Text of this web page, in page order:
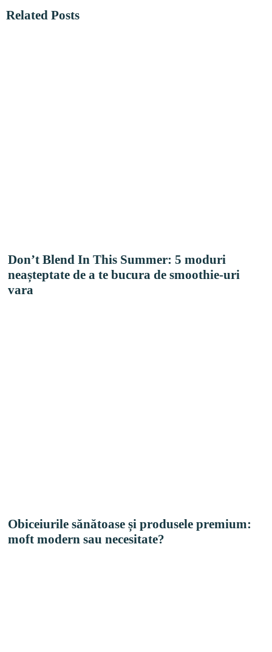
Related Posts
Don’t Blend In This Summer: 5 moduri
neașteptate de a te bucura de smoothie-uri
vara
Obiceiurile sănătoase și produsele premium:
moft modern sau necesitate?